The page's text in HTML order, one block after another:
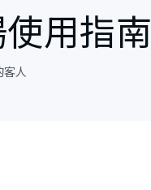
用指南
客人